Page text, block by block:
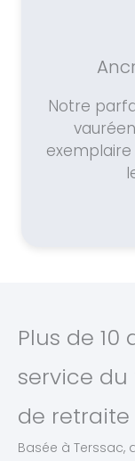
Notre
Plus de 10
service
de retraite
Basée à Terssac,